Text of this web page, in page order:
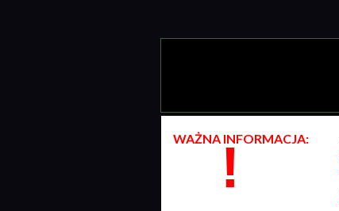
WAŻNA INFORMACJA:
!